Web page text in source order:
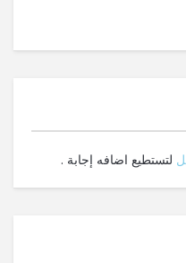
لتستطيع اضافه إجابة .